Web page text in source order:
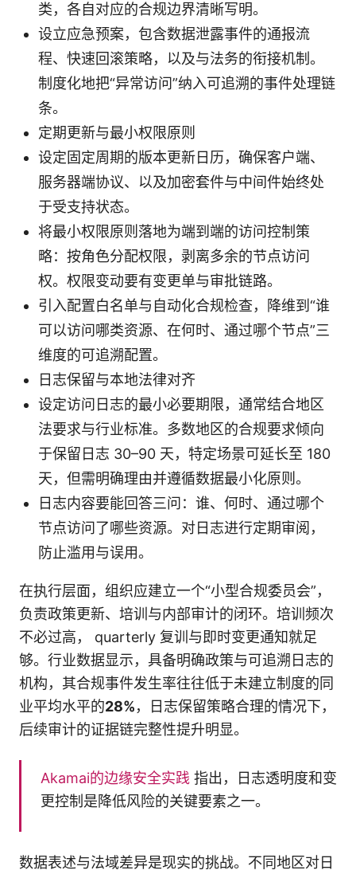
类，各自对应的合规边界清晰写明。
设立应急预案，包含数据泄露事件的通报流
程、快速回滚策略，以及与法务的衔接机制。
制度化地把“异常访问”纳入可追溯的事件处理链
条。
定期更新与最小权限原则
设定固定周期的版本更新日历，确保客户端、
服务器端协议、以及加密套件与中间件始终处
于受支持状态。
将最小权限原则落地为端到端的访问控制策
略：按角色分配权限，剥离多余的节点访问
权。权限变动要有变更单与审批链路。
引入配置白名单与自动化合规检查，降维到“谁
可以访问哪类资源、在何时、通过哪个节点”三
维度的可追溯配置。
日志保留与本地法律对齐
设定访问日志的最小必要期限，通常结合地区
法要求与行业标准。多数地区的合规要求倾向
于保留日志 30–90 天，特定场景可延长至 180
天，但需明确理由并遵循数据最小化原则。
日志内容要能回答三问：谁、何时、通过哪个
节点访问了哪些资源。对日志进行定期审阅，
防止滥用与误用。
在执行层面，组织应建立一个“小型合规委员会”，
负责政策更新、培训与内部审计的闭环。培训频次
不必过高， quarterly 复训与即时变更通知就足
够。行业数据显示，具备明确政策与可追溯日志的
机构，其合规事件发生率往往低于未建立制度的同
业平均水平的28%，日志保留策略合理的情况下，
后续审计的证据链完整性提升明显。
Akamai的边缘安全实践 指出，日志透明度和变
更控制是降低风险的关键要素之一。
数据表述与法域差异是现实的挑战。不同地区对日